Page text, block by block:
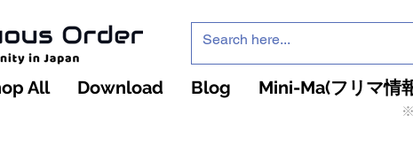
All Download Blog Mini-Ma(フリマ情